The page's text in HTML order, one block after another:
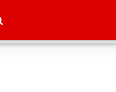
Свадьба недели